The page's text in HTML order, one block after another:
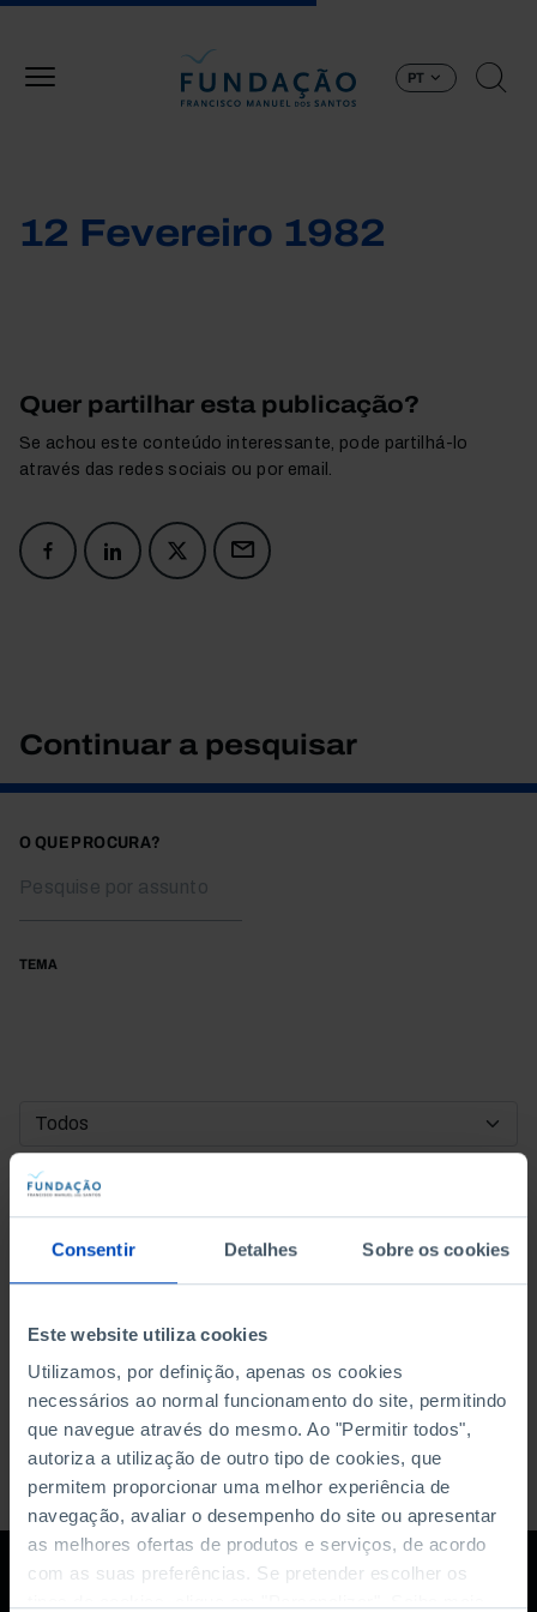
Consentir Detalhes Sobre os cookies
Este website utiliza cookies
Utilizamos, por definição, apenas os cookies
necessários ao normal funcionamento do site, permitindo
que navegue através do mesmo. Ao "Permitir todos",
autoriza a utilização de outro tipo de cookies, que
permitem proporcionar uma melhor experiência de
navegação, avaliar o desempenho do site ou apresentar
as melhores ofertas de produtos e serviços, de acordo
com as suas preferências. Se pretender escolher os
PT
12 Fevereiro 1982
Quer partilhar esta publicação?
Se achou este conteúdo interessante, pode partilhá-lo
através das redes sociais ou por email.
Continuar a pesquisar
O QUE PROCURA?
TEMA
DATA DE INÍCIO
DATA DE FIM